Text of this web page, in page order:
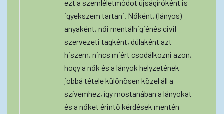
ezt a szemléletmódot újságíróként is
igyekszem tartani. Nőként, (lányos)
anyaként, női mentálhigiénés civil
szervezeti tagként, dúlaként azt
hiszem, nincs miért csodálkozni azon,
hogy a nők és a lányok helyzetének
jobbá tétele különösen közel áll a
szívemhez, így mostanában a lányokat
és a nőket érintő kérdések mentén